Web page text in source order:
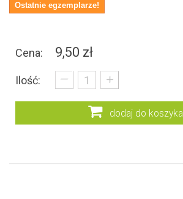
Ostatnie egzemplarze!
Cena: 9,50 zł
Ilość:
_ +
dodaj do koszyka